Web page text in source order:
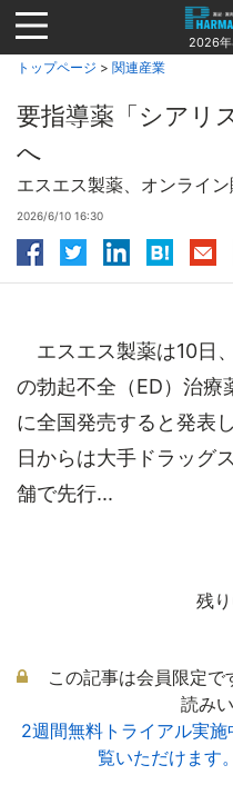
Jump
to
navigation
2026年
トップページ > 関連産業
要指導薬「シアリ
へ
エスエス製薬、オンライ
2026/6/10 16:30
エスエス製薬は10日
の勃起不全（ED）治療
に全国発売すると発表
日からは大手ドラッグ
舗で先行...
残
この記事は会員限定
読み
2週間無料トライアル実
覧いただけます